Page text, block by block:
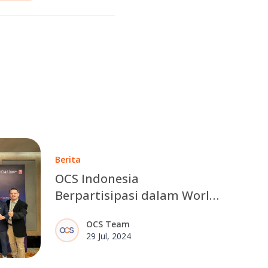
Berita
OCS Indonesia
Berpartisipasi dalam World
OCS Team
29 Jul, 2024